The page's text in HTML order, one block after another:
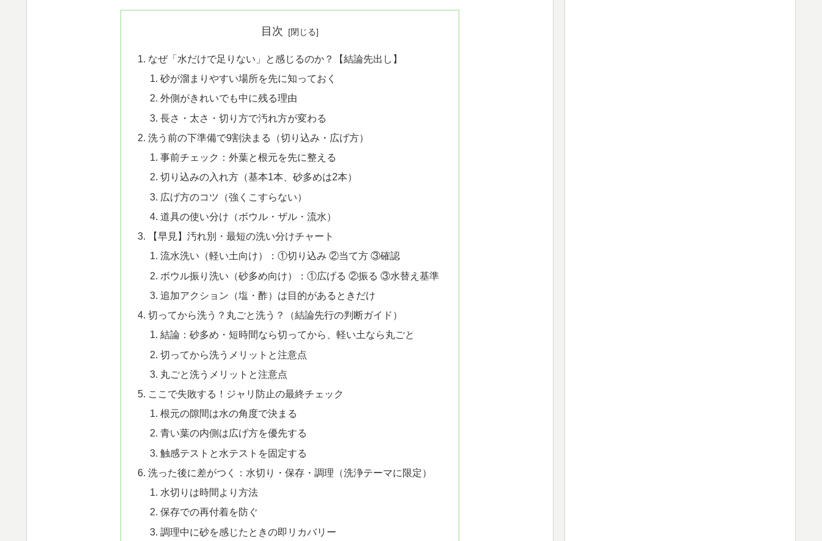
目次
なぜ「水だけで足りない」と感じるのか？【結論先出し】
砂が溜まりやすい場所を先に知っておく
外側がきれいでも中に残る理由
長さ・太さ・切り方で汚れ方が変わる
洗う前の下準備で9割決まる（切り込み・広げ方）
事前チェック：外葉と根元を先に整える
切り込みの入れ方（基本1本、砂多めは2本）
広げ方のコツ（強くこすらない）
道具の使い分け（ボウル・ザル・流水）
【早見】汚れ別・最短の洗い分けチャート
流水洗い（軽い土向け）：①切り込み ②当て方 ③確認
ボウル振り洗い（砂多め向け）：①広げる ②振る ③水替え基準
追加アクション（塩・酢）は目的があるときだけ
切ってから洗う？丸ごと洗う？（結論先行の判断ガイド）
結論：砂多め・短時間なら切ってから、軽い土なら丸ごと
切ってから洗うメリットと注意点
丸ごと洗うメリットと注意点
ここで失敗する！ジャリ防止の最終チェック
根元の隙間は水の角度で決まる
青い葉の内側は広げ方を優先する
触感テストと水テストを固定する
洗った後に差がつく：水切り・保存・調理（洗浄テーマに限定）
水切りは時間より方法
保存での再付着を防ぐ
調理中に砂を感じたときの即リカバリー